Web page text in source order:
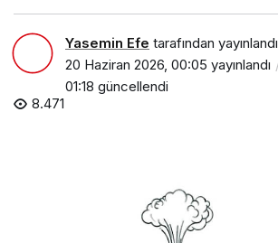
Yasemin Efe tarafından yayınlandı
20 Haziran 2026, 00:05 yayınlandı
01:18 güncellendi
8.471